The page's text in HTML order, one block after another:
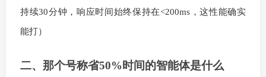
持续30分钟，响应时间始终保持在<200ms，这性能确实
能打）
二、那个号称省50%时间的智能体是什么